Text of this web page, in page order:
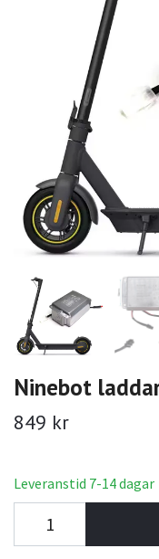
Ninebot
849 kr
Leveranstid 7-14 dagar